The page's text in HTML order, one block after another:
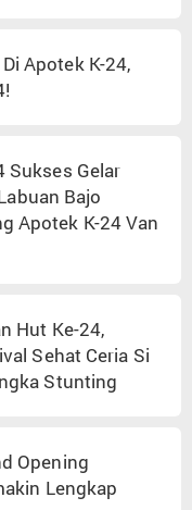
Apotek K-24,
Sukses Gelar
Bajo
Apotek K-24 Van
Hut Ke-24,
Sehat Ceria Si
Stunting
Opening
Lengkap